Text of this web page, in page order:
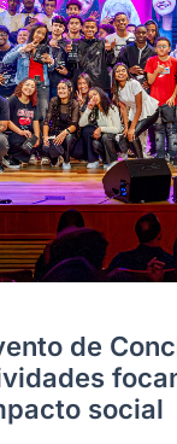
de
social